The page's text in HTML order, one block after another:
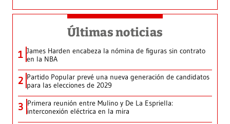
Últimas noticias
1 James Harden encabeza la nómina de figuras sin contrato
en la NBA
2 Partido Popular prevé una nueva generación de candidatos
para las elecciones de 2029
3 Primera reunión entre Mulino y De La Espriella:
interconexión eléctrica en la mira